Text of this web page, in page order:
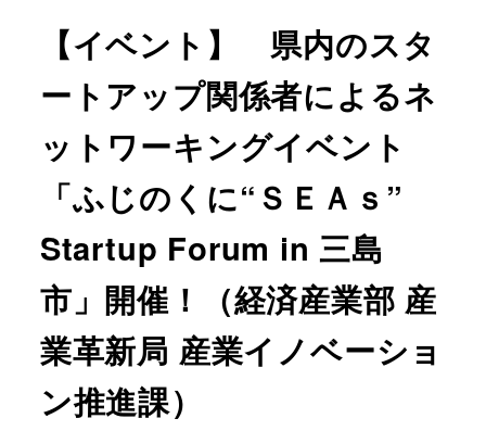
【イベント】 県内のスタ
ートアップ関係者によるネ
ットワーキングイベント
「ふじのくに“ＳＥＡｓ”
Startup Forum in 三島
市」開催！（経済産業部 産
業革新局 産業イノベーショ
ン推進課）